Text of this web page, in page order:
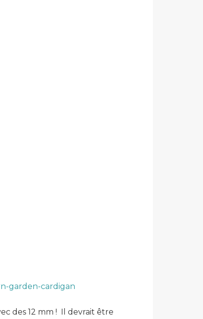
garden-cardigan
des 12 mm ! Il devrait être